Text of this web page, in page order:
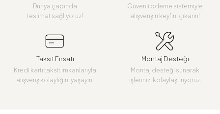
Dünya çapında
teslimat sağlıyoruz!
Güvenli ödeme sistemiyle
alışverişin keyfini çıkarın!
Taksit Fırsatı
Kredi kartı taksit imkanlarıyla
alışveriş kolaylığını yaşayın!
Montaj Desteği
Montaj desteği sunarak
işlerinizi kolaylaştırıyoruz.